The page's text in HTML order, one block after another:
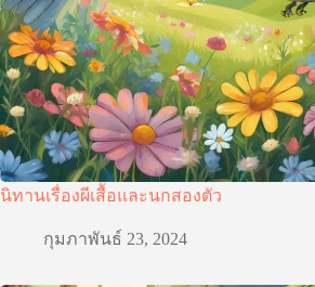
นิทานเรื่องผีเสื้อและนกสองตัว
กุมภาพันธ์ 23, 2024